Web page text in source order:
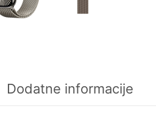
Dodatne informacije